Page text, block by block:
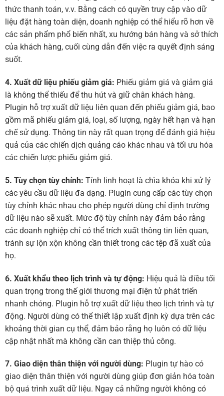
thức thanh toán, v.v. Bằng cách có quyền truy cập vào dữ
liệu đặt hàng toàn diện, doanh nghiệp có thể hiểu rõ hơn về
các sản phẩm phổ biến nhất, xu hướng bán hàng và sở thích
của khách hàng, cuối cùng dẫn đến việc ra quyết định sáng
suốt.
4. Xuất dữ liệu phiếu giảm giá: Phiếu giảm giá và giảm giá
là không thể thiếu để thu hút và giữ chân khách hàng.
Plugin hỗ trợ xuất dữ liệu liên quan đến phiếu giảm giá, bao
gồm mã phiếu giảm giá, loại, số lượng, ngày hết hạn và hạn
chế sử dụng. Thông tin này rất quan trọng để đánh giá hiệu
quả của các chiến dịch quảng cáo khác nhau và tối ưu hóa
các chiến lược phiếu giảm giá.
5. Tùy chọn tùy chỉnh: Tính linh hoạt là chìa khóa khi xử lý
các yêu cầu dữ liệu đa dạng. Plugin cung cấp các tùy chọn
tùy chỉnh khác nhau cho phép người dùng chỉ định trường
dữ liệu nào sẽ xuất. Mức độ tùy chỉnh này đảm bảo rằng
các doanh nghiệp chỉ có thể trích xuất thông tin liên quan,
tránh sự lộn xộn không cần thiết trong các tệp đã xuất của
họ.
6. Xuất khẩu theo lịch trình và tự động: Hiệu quả là điều tối
quan trọng trong thế giới thương mại điện tử phát triển
nhanh chóng. Plugin hỗ trợ xuất dữ liệu theo lịch trình và tự
động. Người dùng có thể thiết lập xuất định kỳ dựa trên các
khoảng thời gian cụ thể, đảm bảo rằng họ luôn có dữ liệu
cập nhật nhất mà không cần can thiệp thủ công.
7. Giao diện thân thiện với người dùng: Plugin tự hào có
giao diện thân thiện với người dùng giúp đơn giản hóa toàn
bộ quá trình xuất dữ liệu. Ngay cả những người không có